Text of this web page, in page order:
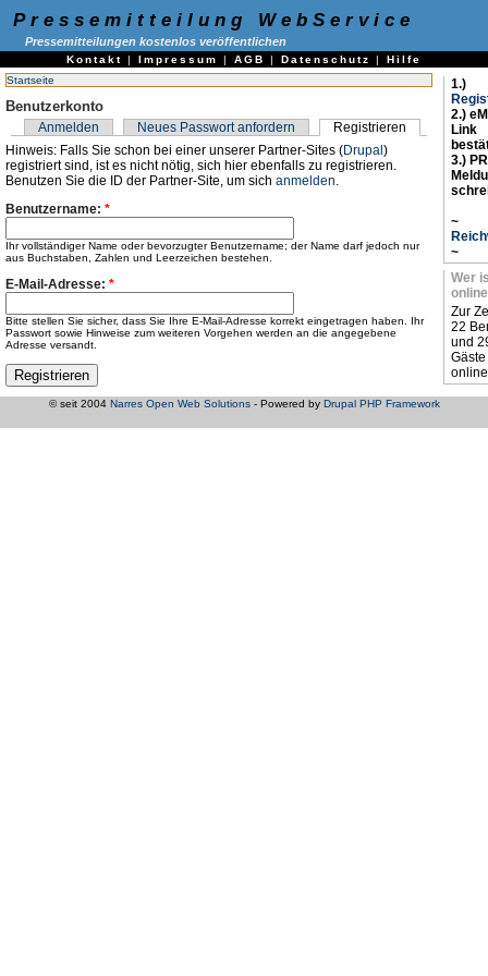
Pressemitteilung WebService
Pressemitteilungen kostenlos veröffentlichen
Kontakt | Impressum | AGB | Datenschutz | Hilfe
Startseite
Benutzerkonto
Anmelden Neues Passwort anfordern
Registrieren
Hinweis: Falls Sie schon bei einer unserer Partner-Sites (Drupal)
registriert sind, ist es nicht nötig, sich hier ebenfalls zu registrieren.
Benutzen Sie die ID der Partner-Site, um sich anmelden
Benutzername: *
Ihr vollständiger Name oder bevorzugter Benutzername; der Name darf jedoch nur
aus Buchstaben, Zahlen und Leerzeichen bestehen.
E-Mail-Adresse: *
Bitte stellen Sie sicher, dass Sie Ihre E-Mail-Adresse korrekt eingetragen haben. Ihr
Passwort sowie Hinweise zum weiteren Vorgehen werden an die angegebene
Adresse versandt.
1.)
2.)
Link
3.)
~
~
Wer
online
Zur
22
und
Gäste
© seit 2004 Narres Open Web Solutions- Powered by Drupal PHP Framework